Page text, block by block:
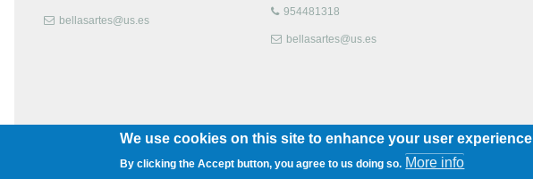
bellasartes@us.es
954481318
bellasartes@us.es
We use cookies on this site to enhance your user experience
By clicking the Accept button, you agree to us doing so. More info